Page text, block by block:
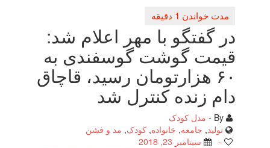
با مهر اعلام شد:
گوشت گوسفندی به
۶۰ هزارتومان رسید، قاچاق
زنده كنترل شد
مدل کودک
,خانواده ,کودک,مد و فشن
سپتامبر 23, 2018